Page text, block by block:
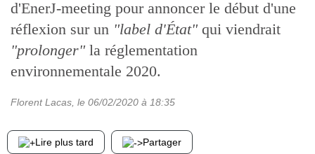
d'EnerJ-meeting pour annoncer le début d'une
réflexion sur un "label d'État"qui viendrait
"prolonger"la réglementation
environnementale 2020.
Florent Lacas , le 06/02/2020 à 18:35
Lire plus tard Partager